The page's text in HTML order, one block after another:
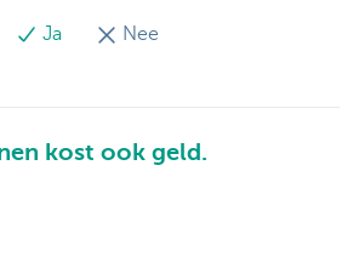
Ja Nee
kost ook geld.